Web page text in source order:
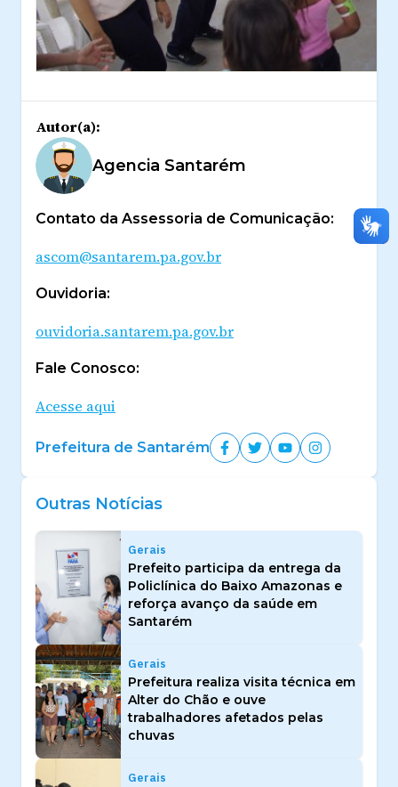
Autor(a):
Agencia Santarém
Contato da Assessoria de Comunicação:
ascom@santarem.pa.gov.br
Ouvidoria:
ouvidoria.santarem.pa.gov.br
Fale Conosco:
Acesse aqui
Prefeitura de Santarém
Outras Notícias
Gerais
Prefeito participa da entrega da
Policlínica do Baixo Amazonas e
reforça avanço da saúde em
Santarém
Gerais
Prefeitura realiza visita técnica em
Alter do Chão e ouve
trabalhadores afetados pelas
chuvas
Gerais